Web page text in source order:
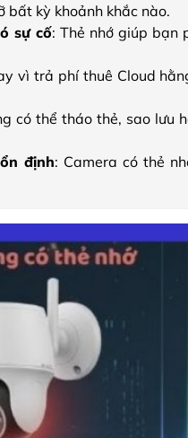
bất kỳ khoảnh khắc nào.
sự cố: Thẻ nhớ giúp bạn
vì trả phí thuê Cloud
có thể tháo thẻ, sao lưu
định: Camera có thẻ